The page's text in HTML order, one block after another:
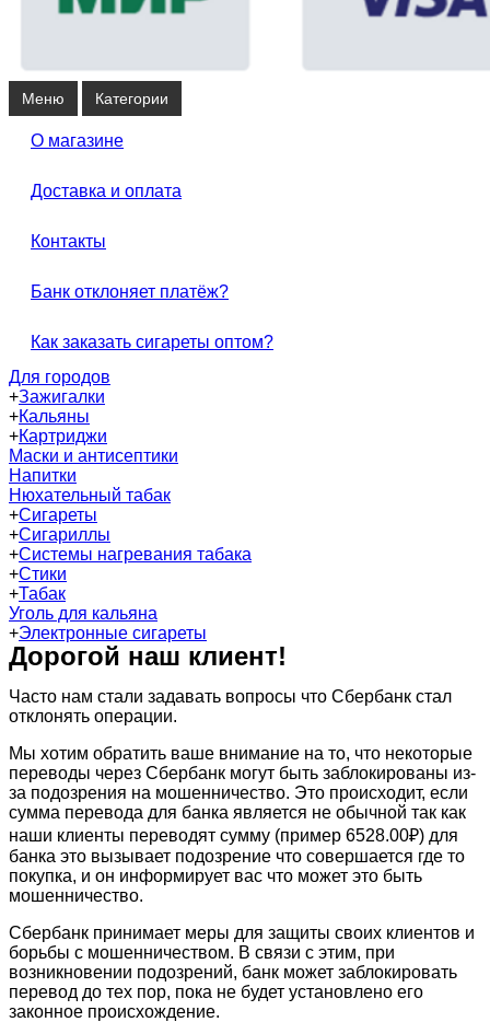
Меню Категории
О магазине
Доставка и оплата
Контакты
Банк отклоняет платёж?
Как заказать сигареты оптом?
Для городов
+Зажигалки
+Кальяны
+Картриджи
Маски и антисептики
Напитки
Нюхательный табак
+Сигареты
+Сигариллы
+Системы нагревания табака
+Стики
+Табак
Уголь для кальяна
+Электронные сигареты
Дорогой наш клиент!
Часто нам стали задавать вопросы что Сбербанк стал
отклонять операции.
Мы хотим обратить ваше внимание на то, что некоторые
переводы через Сбербанк могут быть заблокированы из-
за подозрения на мошенничество. Это происходит, если
сумма перевода для банка является не обычной так как
наши клиенты переводят сумму (пример 6528.00₽) для
банка это вызывает подозрение что совершается где то
покупка, и он информирует вас что может это быть
мошенничество.
Сбербанк принимает меры для защиты своих клиентов и
борьбы с мошенничеством. В связи с этим, при
возникновении подозрений, банк может заблокировать
перевод до тех пор, пока не будет установлено его
законное происхождение.